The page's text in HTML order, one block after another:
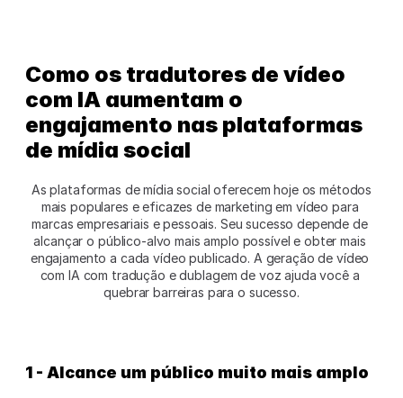
Como os tradutores de vídeo
com IA aumentam o
engajamento nas plataformas
de mídia social
As plataformas de mídia social oferecem hoje os métodos
mais populares e eficazes de marketing em vídeo para
marcas empresariais e pessoais. Seu sucesso depende de
alcançar o público-alvo mais amplo possível e obter mais
engajamento a cada vídeo publicado. A geração de vídeo
com IA com tradução e dublagem de voz ajuda você a
quebrar barreiras para o sucesso.
1 - Alcance um público muito mais amplo